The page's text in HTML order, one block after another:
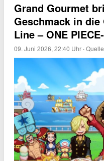
Grand Gourmet
Geschmack in die
Line – ONE
09. Juni 2026, 22:40 Uhr ·